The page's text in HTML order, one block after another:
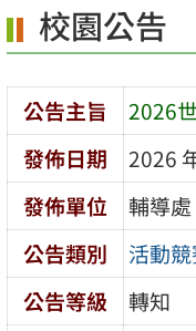
容
區
校園公告
公告主旨
2026
發佈日期
2026
發佈單位
輔導處
公告類別
活動
公告等級
轉知